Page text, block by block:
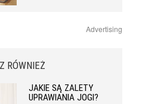
Advertising
RÓWNIEŻ
JAKIE SĄ ZALETY
UPRAWIANIA JOGI?